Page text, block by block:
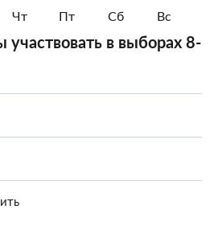
Чт Пт Сб Вс
участвовать в выборах 8-